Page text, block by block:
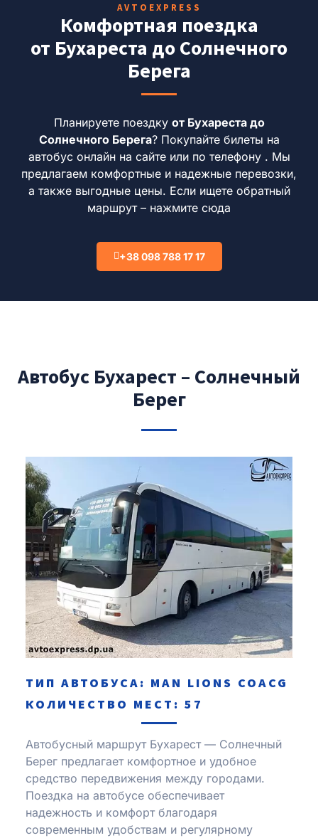
AVTOEXPRESS
Комфортная поездка
от Бухареста до Солнечного
Берега
Планируете поездку от Бухареста до
Солнечного Берега? Покупайте билеты на
автобус онлайн на сайте или по телефону . Мы
предлагаем комфортные и надежные перевозки,
а также выгодные цены. Если ищете обратный
маршрут – нажмите сюда
+38 098 788 17 17
Автобус Бухарест – Солнечный
Берег
ТИП АВТОБУСА: MAN LIONS COACG
КОЛИЧЕСТВО МЕСТ: 57
Автобусный маршрут Бухарест — Солнечный
Берег предлагает комфортное и удобное
средство передвижения между городами.
Поездка на автобусе обеспечивает
надежность и комфорт благодаря
современным удобствам и регулярному